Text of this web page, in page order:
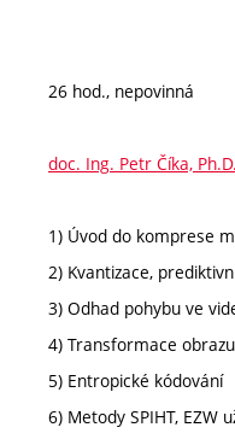
26 hod., nepovinná
doc. Ing. Petr Číka, Ph.D.
1) Úvod do komprese
2) Kvantizace,
3) Odhad pohybu ve
4) Transformace obrazu
5) Entropické kódování
6) Metody SPIHT, EZW